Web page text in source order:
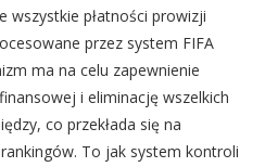
wszystkie płatności prowizji
przez system FIFA
ma na celu zapewnienie
i eliminację wszelkich
co przekłada się na
To jak system kontroli